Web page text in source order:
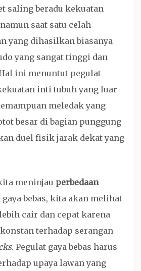
saling beradu kekuatan
saat satu celah
yang dihasilkan biasanya
yang sangat tinggi dan
ini menuntut pegulat
inti tubuh yang luar
meledak yang
besar di bagian punggung
duel fisik jarak dekat yang
meninjau perbedaan
bebas, kita akan melihat
cair dan cepat karena
terhadap serangan
. Pegulat gaya bebas harus
upaya lawan yang